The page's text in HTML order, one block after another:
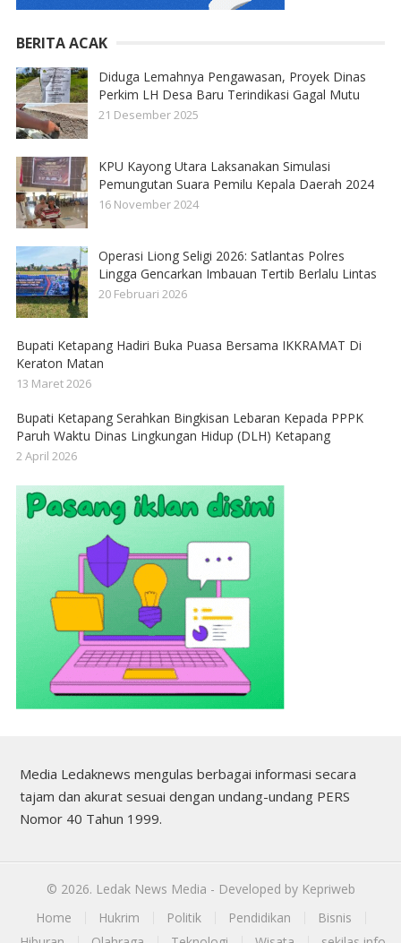
BERITA ACAK
Diduga Lemahnya Pengawasan, Proyek Dinas
Perkim LH Desa Baru Terindikasi Gagal Mutu
21 Desember 2025
KPU Kayong Utara Laksanakan Simulasi
Pemungutan Suara Pemilu Kepala Daerah 2024
16 November 2024
Operasi Liong Seligi 2026: Satlantas Polres
Lingga Gencarkan Imbauan Tertib Berlalu Lintas
20 Februari 2026
Bupati Ketapang Hadiri Buka Puasa Bersama IKKRAMAT Di
Keraton Matan
13 Maret 2026
Bupati Ketapang Serahkan Bingkisan Lebaran Kepada PPPK
Paruh Waktu Dinas Lingkungan Hidup (DLH) Ketapang
2 April 2026
Media Ledaknews mengulas berbagai informasi secara
tajam dan akurat sesuai dengan undang-undang PERS
Nomor 40 Tahun 1999.
© 2026. Ledak News Media - Developed by Kepriweb
Home
Hukrim Politik Pendidikan
Bisnis